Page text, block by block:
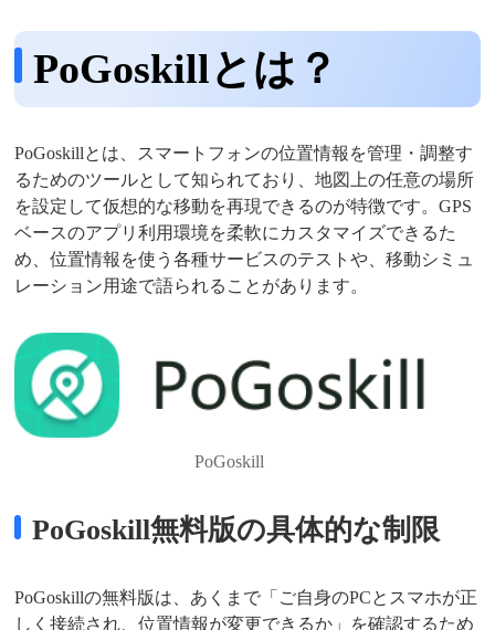
PoGoskillとは？
PoGoskillとは、スマートフォンの位置情報を管理・調整す
るためのツールとして知られており、地図上の任意の場所
を設定して仮想的な移動を再現できるのが特徴です。GPS
ベースのアプリ利用環境を柔軟にカスタマイズできるた
め、位置情報を使う各種サービスのテストや、移動シミュ
レーション用途で語られることがあります。
PoGoskill
PoGoskill無料版の具体的な制限
PoGoskillの無料版は、あくまで「ご自身のPCとスマホが正
しく接続され、位置情報が変更できるか」を確認するため